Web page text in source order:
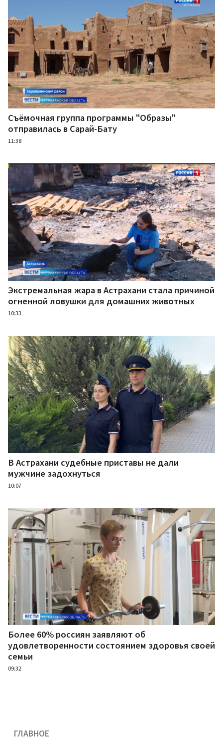
Съёмочная группа программы "Образы"
отправилась в Сарай-Бату
11:38
Экстремальная жара в Астрахани стала причиной
огненной ловушки для домашних животных
10:33
В Астрахани судебные приставы не дали
мужчине задохнуться
10:07
Более 60% россиян заявляют об
удовлетворенности состоянием здоровья своей
семьи
09:32
ГЛАВНОЕ